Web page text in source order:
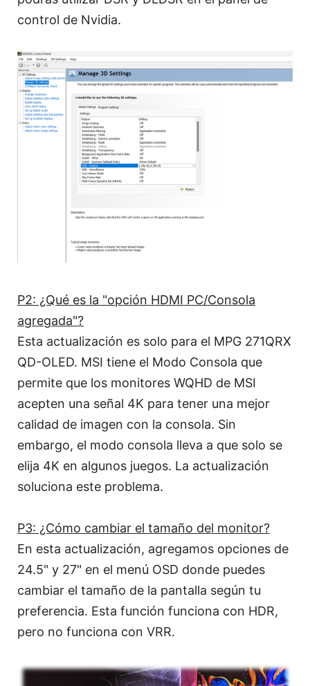
control de Nvidia.
P2: ¿Qué es la "opción HDMI PC/Consola
agregada"?
Esta actualización es solo para el MPG 271QRX
QD-OLED. MSI tiene el Modo Consola que
permite que los monitores WQHD de MSI
acepten una señal 4K para tener una mejor
calidad de imagen con la consola. Sin
embargo, el modo consola lleva a que solo se
elija 4K en algunos juegos. La actualización
soluciona este problema.
P3: ¿Cómo cambiar el tamaño del monitor?
En esta actualización, agregamos opciones de
24.5" y 27" en el menú OSD donde puedes
cambiar el tamaño de la pantalla según tu
preferencia. Esta función funciona con HDR,
pero no funciona con VRR.